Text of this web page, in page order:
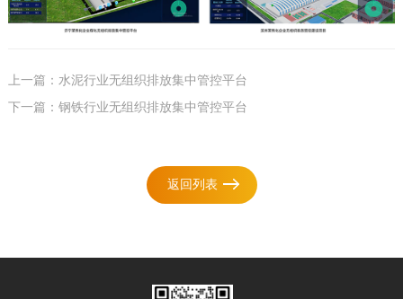
上一篇：水泥行业无组织排放集中管控平台
下一篇：钢铁行业无组织排放集中管控平台
返回列表